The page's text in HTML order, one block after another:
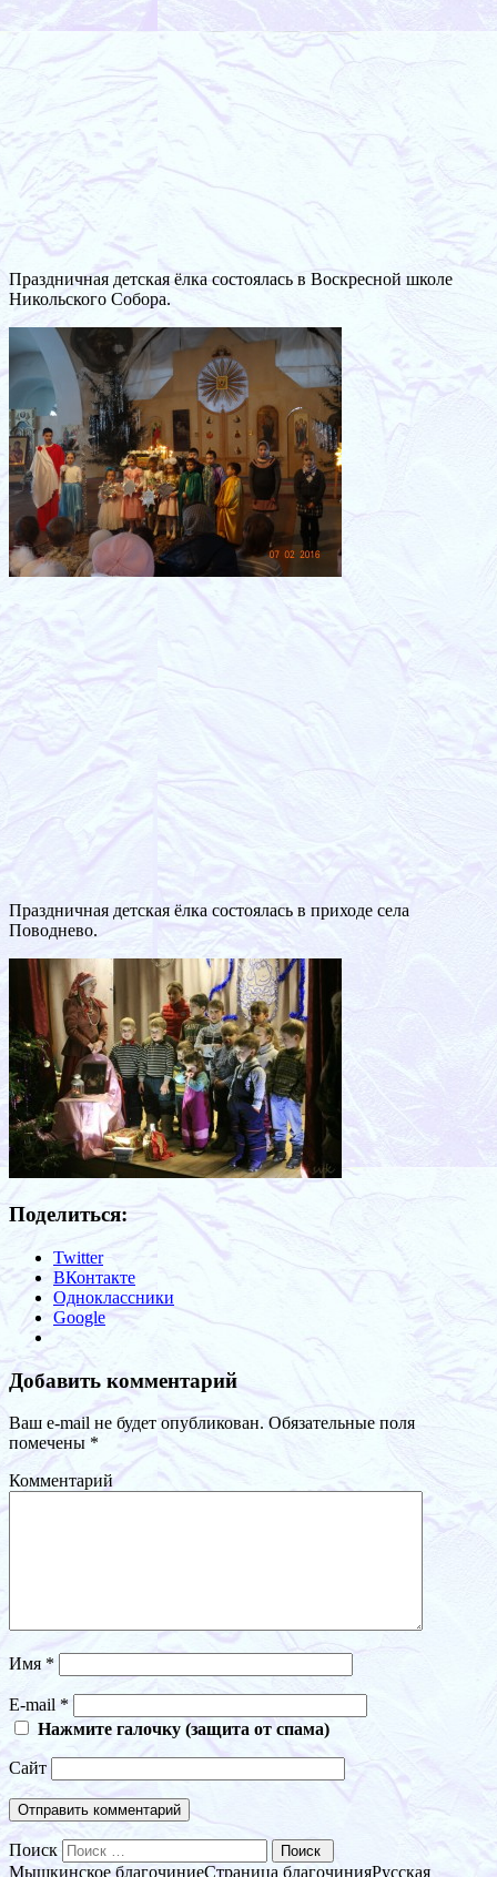
Праздничная детская ёлка состоялась в Воскресной школе
Никольского Собора.
Праздничная детская ёлка состоялась в приходе села
Поводнево.
Поделиться:
Twitter
ВКонтакте
Одноклассники
Google
Добавить комментарий
Ваш e-mail не будет опубликован. Обязательные поля
помечены *
Комментарий
Имя *
E-mail *
Нажмите галочку (защита от спама)
Сайт
Поиск
Мышкинское благочиниеСтраница благочинияРусская